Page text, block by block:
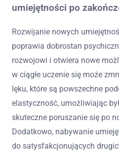
umiejętności po
Rozwijanie nowych
poprawia dobrostan
rozwojowi i otwiera nowe
w ciągłe uczenie się może
lęku, które są powszechne
elastyczność, umożliwiając
skuteczne poruszanie się po
Dodatkowo, nabywanie
do satysfakcjonujących